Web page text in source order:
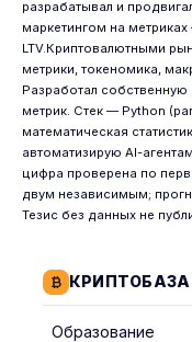
разрабатывал и
маркетингом на метриках
LTV.Криптовалютными
метрики, токеномика,
Разработал
метрик. Стек — Python
математическая
автоматизирую AI-
цифра проверена по
двум независимым;
Тезис без данных не
КРИПТОБАЗА
Образование